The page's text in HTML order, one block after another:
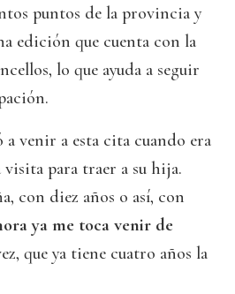
puntos de la provincia y
edición que cuenta con la
lo que ayuda a seguir
a venir a esta cita cuando era
visita para traer a su hija.
con diez años o así, con
ya me toca venir de
que ya tiene cuatro años la